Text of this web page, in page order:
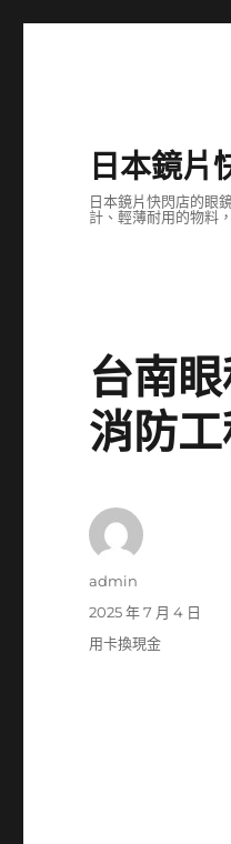
日本鏡片
日本鏡片快閃店的眼
計、輕薄耐用的物料
台南
消防
作
admin
發
佈
2025 年 7 月 4 日
分
用卡換現金